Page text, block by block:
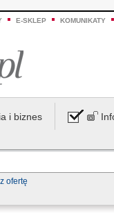
E-SKLEP KOMUNIKATY
i biznes
ofertę